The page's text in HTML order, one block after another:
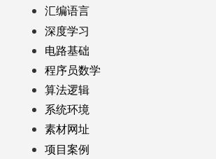
汇编语言
深度学习
电路基础
程序员数学
算法逻辑
系统环境
素材网址
项目案例